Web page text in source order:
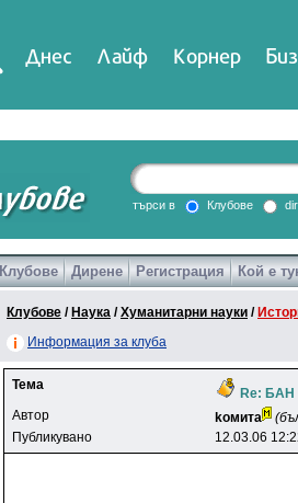
Днес Лайф Корнер
DirTV Impressio
Games
търси в Клубове
Клубове Дирене Регистрация Кой е
Клубове / Наука /Хуманитарни науки /
Информация за клуба
Тема
Re:
Автор
koмитa
Публикувано
12.03.06